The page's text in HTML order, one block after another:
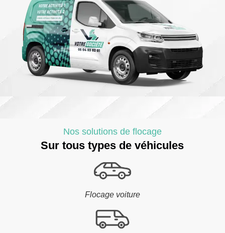
Nos solutions de flocage
Sur tous types de véhicules
Flocage voiture